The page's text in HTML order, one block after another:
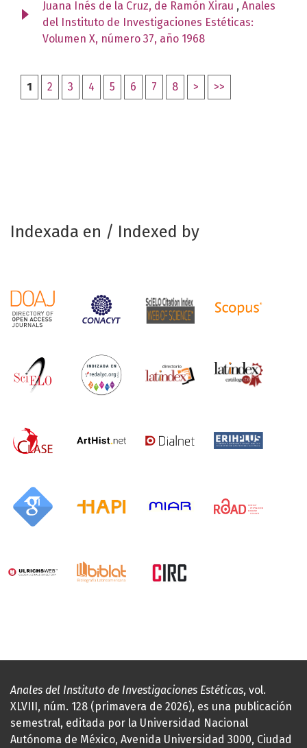
Juana Inés de la Cruz, de Ramón Xirau , Anales
del Instituto de Investigaciones Estéticas:
Volumen X, número 37, año 1968
1 2 3 4 5 6 7 8 > >>
Indexada en / Indexed by
Anales del Instituto de Investigaciones Estéticas, vol.
XLVIII, núm. 128 (primavera de 2026), es una publicación
semestral, editada por la Universidad Nacional
Autónoma de México, Avenida Universidad 3000, Ciudad